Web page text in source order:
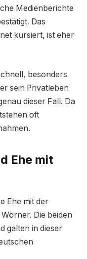
Medienberichte
Das
kursiert, ist eher
besonders
sein Privatleben
dieser Fall. Da
oft
Ehe mit
Ehe mit der
Die beiden
galten in dieser